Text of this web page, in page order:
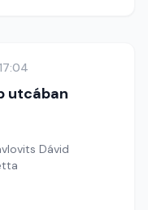
17:04
utcában
Dávid